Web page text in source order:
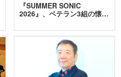
『SUMMER SONIC
2026』、ベテラン3組の懐…